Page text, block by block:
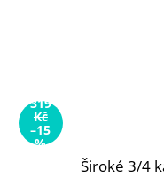
319
Kč
–15
%
Široké 3/4